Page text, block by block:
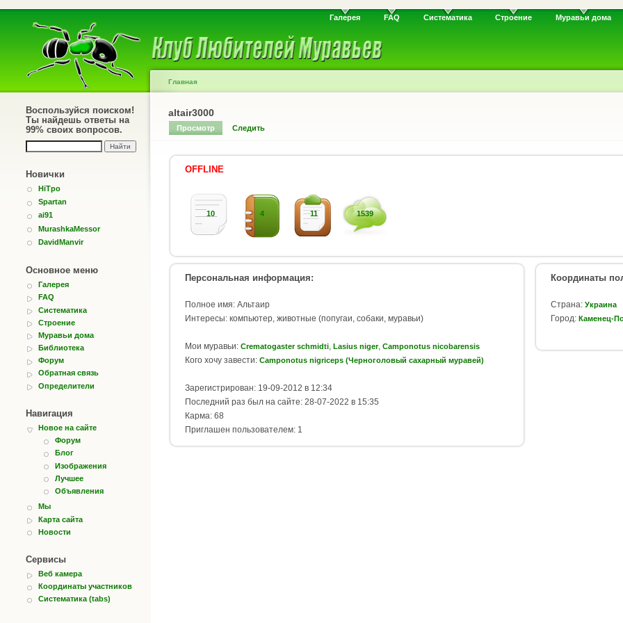
Галерея FAQ Систематика Строение Муравьи дома
Воспользуйся поиском!
Ты найдешь ответы на
99% своих вопросов.
Новички
HiTpo
Spartan
ai91
MurashkaMessor
DavidManvir
Основное меню
Галерея
FAQ
Систематика
Строение
Муравьи дома
Библиотека
Форум
Обратная связь
Определители
Навигация
Новое на сайте
Форум
Блог
Изображения
Лучшее
Объявления
Мы
Карта сайта
Новости
Сервисы
Веб камера
Координаты участников
Систематика (tabs)
Главная
altair3000
Просмотр Следить
OFFLINE
10 4 11 1539
Персональная информация:
Полное имя: Альтаир
Интересы: компьютер, животные (попугаи, собаки, муравьи)
Мои муравьи: Crematogaster schmidti, Lasius niger, Camponotus nicobarensis
Кого хочу завести: Camponotus nigriceps (Черноголовый сахарный муравей)
Зарегистрирован: 19-09-2012 в 12:34
Последний раз был на сайте: 28-07-2022 в 15:35
Карма: 68
Приглашен пользователем: 1
Координаты
Страна: Украина
Город: Каменец-